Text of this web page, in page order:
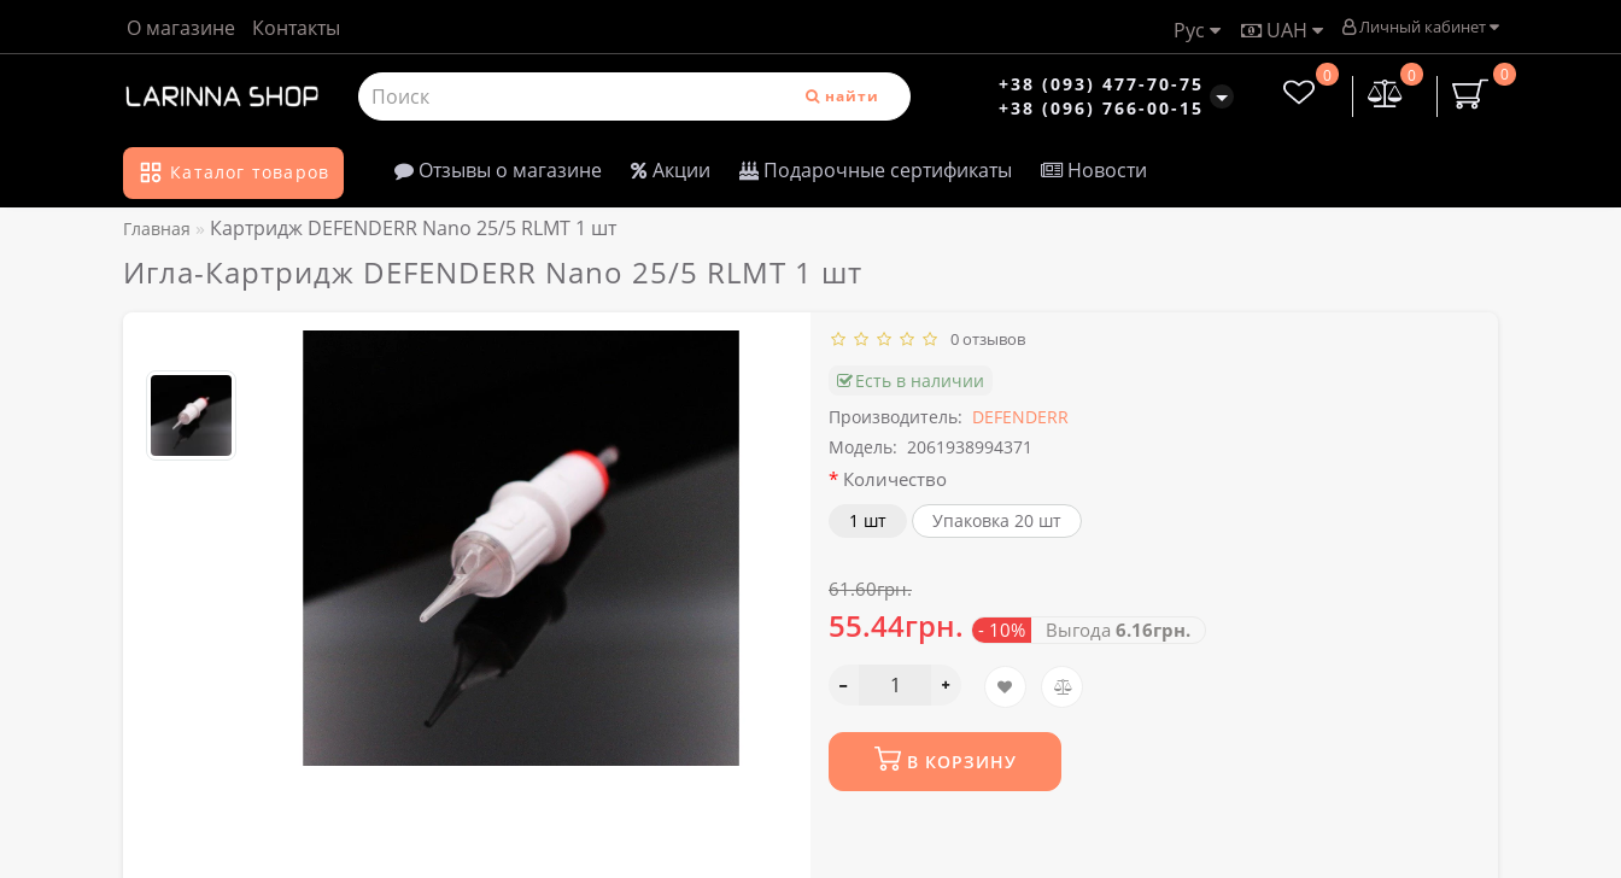
Личный кабинет
UAH
Рус
О магазине Контакты
найти
+38 (093) 477-70-75
+38 (096) 766-00-15
0
0
0
Каталог товаров Отзывы о магазине Акции Подарочные сертификаты Новости
Главная Картридж DEFENDERR Nano 25/5 RLMT 1 шт
Игла-Картридж DEFENDERR Nano 25/5 RLMT 1 шт
0 отзывов
Есть в наличии
Производитель: DEFENDERR
Модель: 2061938994371
Количество
1 шт Упаковка 20 шт
61.60грн.
55.44грн. - 10% Выгода 6.16грн.
В КОРЗИНУ